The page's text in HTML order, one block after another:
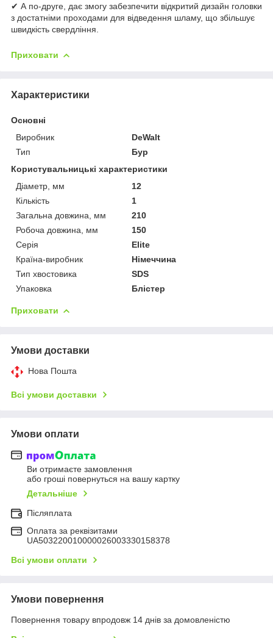
✔ А по-друге, дає змогу забезпечити відкритий дизайн головки
з достатніми проходами для відведення шламу, що збільшує
швидкість свердління.
Приховати
Характеристики
Основні
Виробник
DeWalt
Тип
Бур
Користувальницькі характеристики
Діаметр, мм
12
Кількість
1
Загальна довжина, мм
210
Робоча довжина, мм
150
Серія
Elite
Країна-виробник
Німеччина
Тип хвостовика
SDS
Упаковка
Блістер
Приховати
Умови доставки
Нова Пошта
Всі умови доставки
Умови оплати
Ви отримаєте замовлення
або гроші повернуться на вашу картку
Детальніше
Післяплата
Оплата за реквізитами
UA503220010000026003330158378
Всі умови оплати
Умови повернення
Повернення товару впродовж 14 днів за домовленістю